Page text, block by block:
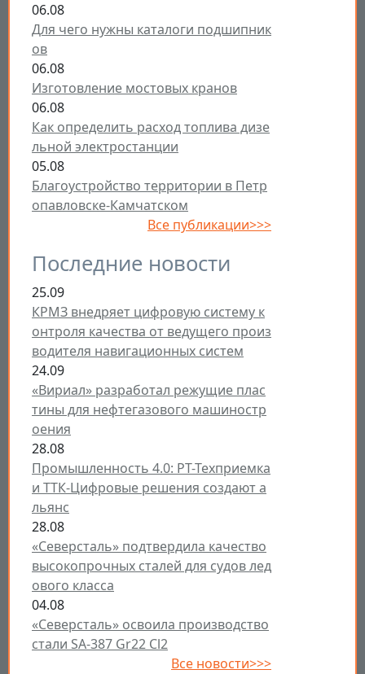
06.08
Для чего нужны каталоги подшипник
ов
06.08
Изготовление мостовых кранов
06.08
Как определить расход топлива дизе
льной электростанции
05.08
Благоустройство территории в Петр
опавловске-Камчатском
Все публикации>>>
Последние новости
25.09
КРМЗ внедряет цифровую систему к
онтроля качества от ведущего произ
водителя навигационных систем
24.09
«Вириал» разработал режущие плас
тины для нефтегазового машиностр
оения
28.08
Промышленность 4.0: РТ-Техприемка
и ТТК-Цифровые решения создают а
льянс
28.08
«Северсталь» подтвердила качество
высокопрочных сталей для судов лед
ового класса
04.08
«Северсталь» освоила производство
стали SA-387 Gr22 Cl2
Все новости>>>